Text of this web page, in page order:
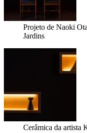
Projeto de Naoki
Jardins
Cerâmica da artista